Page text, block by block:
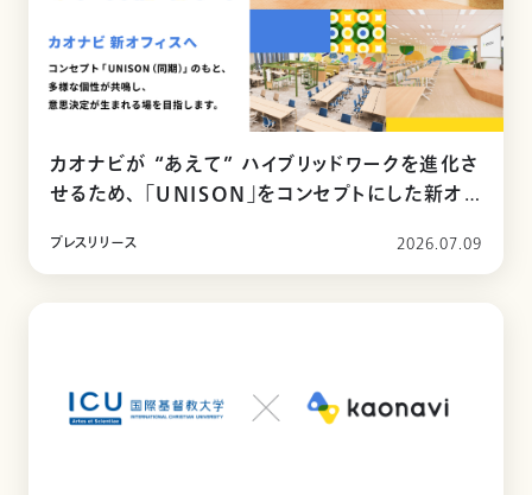
カオナビが “あえて” ハイブリッドワークを進化さ
せるため、 「UNISON」をコンセプトにした新オフ
プレスリリース 2026.07.09